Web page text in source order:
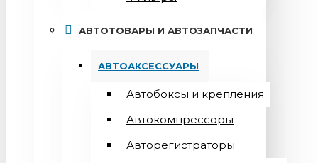
АВТОТОВАРЫ И АВТОЗАПЧАСТИ
АВТОАКСЕССУАРЫ
Автобоксы и крепления
Автокомпрессоры
Авторегистраторы